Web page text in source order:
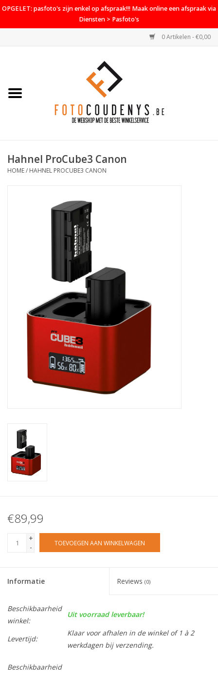
OPGELET: pasfoto's zijn enkel op afspraak!!! Maak online een afspraak via
Diensten > Pasfoto's
0 Artikelen - €0,00
Home
PROMO
Hahnel ProCube3 Canon
HOME/ HAHNEL PROCUBE3 CANON
€89,99
+
-
TOEVOEGEN AAN WINKELWAGEN
Informatie Reviews (0)
Beschikbaarheid
winkel:
Uit voorraad leverbaar!
Levertijd:
Klaar voor afhalen in de winkel of 1 à 2
werkdagen bij verzending.
Beschikbaarheid